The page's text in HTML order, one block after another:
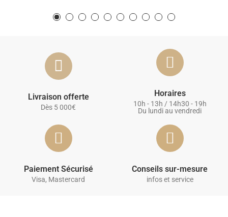
Livraison offerte
Dès 5 000€
Horaires
10h - 13h / 14h30 - 19h
Du lundi au vendredi
Paiement Sécurisé
Visa, Mastercard
Conseils sur-mesure
infos et service